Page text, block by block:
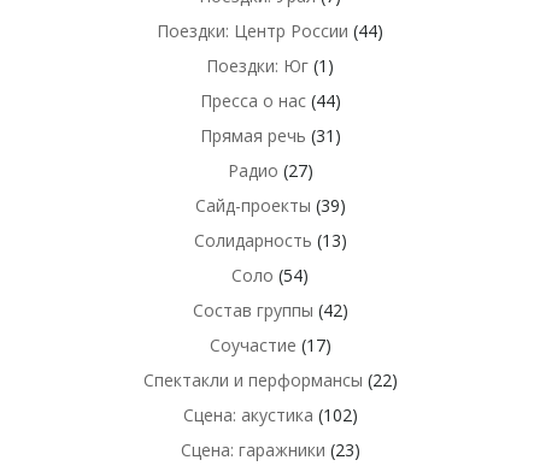
Поездки: Центр России (44)
Поездки: Юг (1)
Пресса о нас(44)
Прямая речь (31)
Радио (27)
Сайд-проекты (39)
Солидарность (13)
Соло (54)
Состав группы (42)
Соучастие (17)
Спектакли и перформансы (22)
Сцена: акустика (102)
Сцена: гаражники (23)